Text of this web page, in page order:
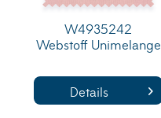
W4935242
Webstoff Unimelange
Details